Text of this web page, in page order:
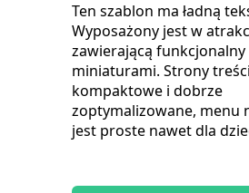
Ten szablon ma ładną
Wyposażony jest w
zawierającą funkcjonalny
miniaturami. Strony
kompaktowe i dobrze
zoptymalizowane, menu
jest proste nawet dla